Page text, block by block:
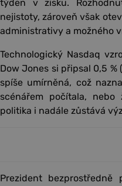
týden v zisku.
nejistoty, zároveň však
administrativy a možného
Technologický Nasdaq
Dow Jones si připsal 0,5
spíše umírněná, což
scénářem počítala,
politika i nadále zůstává
Prezident bezprostředně